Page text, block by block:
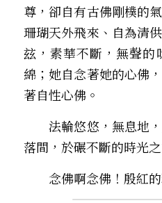
尊，卻自有古佛剛樸的
珊瑚天外飛來、自為清
玆，素華不斷，無聲的
綿；她自念著她的心佛
著自性心佛。
法輪悠悠，無息地，
落間，於碾不斷的時光
念佛啊念佛！殷紅的